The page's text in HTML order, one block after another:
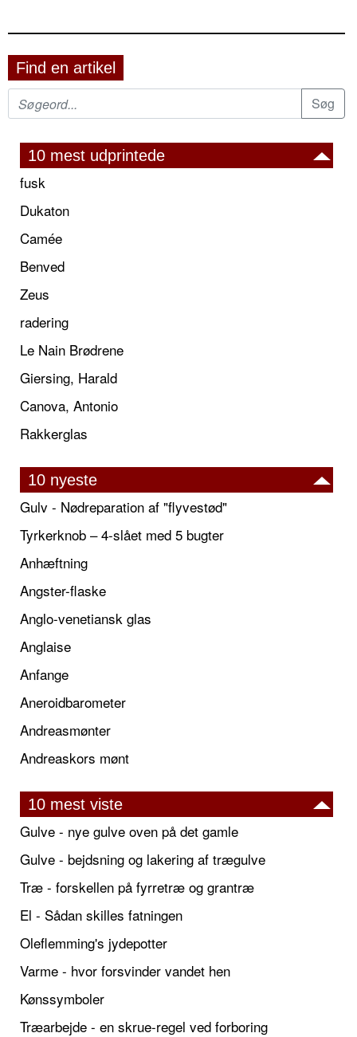
Find en artikel
10 mest udprintede
fusk
Dukaton
Camée
Benved
Zeus
radering
Le Nain Brødrene
Giersing, Harald
Canova, Antonio
Rakkerglas
10 nyeste
Gulv - Nødreparation af "flyvestød"
Tyrkerknob – 4-slået med 5 bugter
Anhæftning
Angster-flaske
Anglo-venetiansk glas
Anglaise
Anfange
Aneroidbarometer
Andreasmønter
Andreaskors mønt
10 mest viste
Gulve - nye gulve oven på det gamle
Gulve - bejdsning og lakering af trægulve
Træ - forskellen på fyrretræ og grantræ
El - Sådan skilles fatningen
Oleflemming's jydepotter
Varme - hvor forsvinder vandet hen
Kønssymboler
Træarbejde - en skrue-regel ved forboring